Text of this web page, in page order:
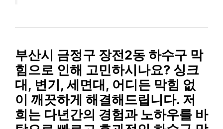
부산시 금정구 장전2동 하수구 막
힘으로 인해 고민하시나요? 싱크
대, 변기, 세면대, 어디든 막힘 없
이 깨끗하게 해결해드립니다. 저
희는 다년간의 경험과 노하우를 바